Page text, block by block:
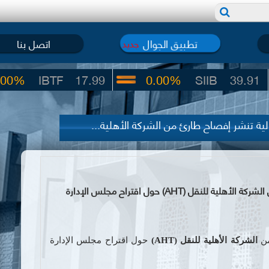
تطبيق الجوال جديد اتصل بنا
17.99 39.91
SIIB
0.00%
تنشر إفصاح طارئ من الشركة الأهلية...
سوق دمشق للأوراق المالية تنشر إفصاح طارئ من الشركة الأهلية للنقل (AHT) حول اقتراح مجلس الإدارة
الشركة الأهلية للنقل (AHT
) حول اقتراح مجلس الإدارة